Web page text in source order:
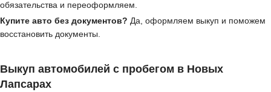
обязательства и переоформляем.
Купите авто без документов? Да, оформляем выкуп и поможем
восстановить документы.
Выкуп автомобилей с пробегом в Новых
Лапсарах